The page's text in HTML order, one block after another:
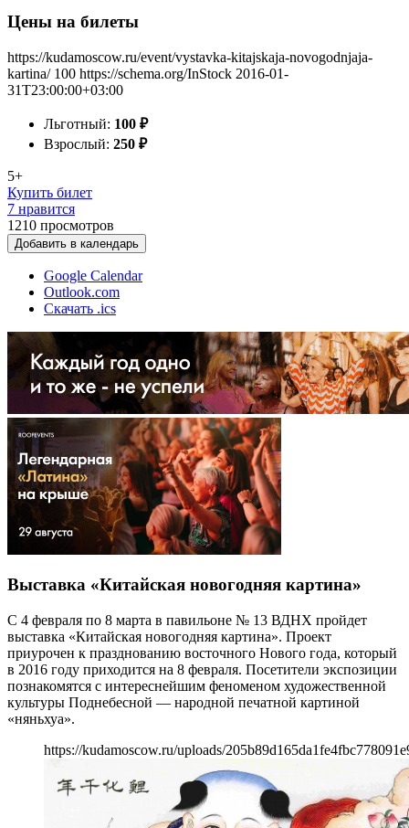
Цены на билеты
https://kudamoscow.ru/event/vystavka-kitajskaja-novogodnjaja-
kartina/ 100 https://schema.org/InStock 2016-01-
31T23:00:00+03:00
Льготный: 100 ₽
Взрослый: 250 ₽
5+
Купить билет
7 нравится
1210 просмотров
Добавить в календарь
Google Calendar
Outlook.com
Скачать .ics
Выставка «Китайская новогодняя картина»
С 4 февраля по 8 марта в павильоне № 13 ВДНХ пройдет
выставка «Китайская новогодняя картина». Проект
приурочен к празднованию восточного Нового года, который
в 2016 году приходится на 8 февраля. Посетители экспозиции
познакомятся с интереснейшим феноменом художественной
культуры Поднебесной — народной печатной картиной
«няньхуа».
https://kudamoscow.ru/uploads/